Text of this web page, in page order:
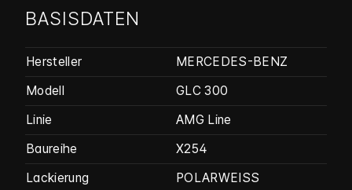
BASISDATEN
Hersteller
MERCEDES-BENZ
Modell
GLC 300
Linie
AMG Line
Baureihe
X254
Lackierung
POLARWEISS